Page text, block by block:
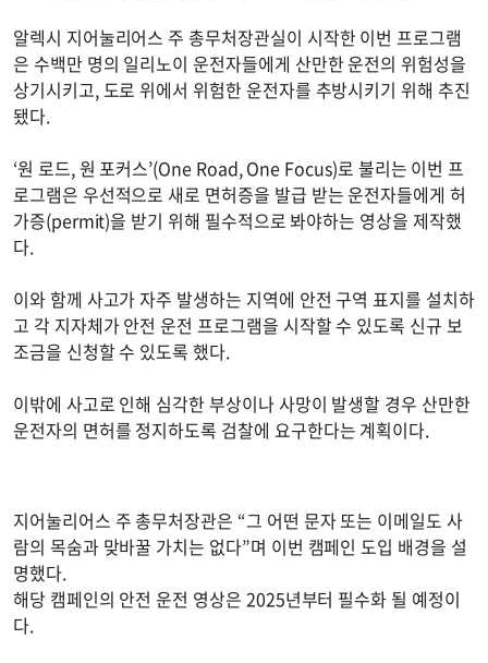
알렉시 지어눌리어스 주 총무처장관실이 시작한 이번 프로그램
은 수백만 명의 일리노이 운전자들에게 산만한 운전의 위험성을
상기시키고, 도로 위에서 위험한 운전자를 추방시키기 위해 추진
됐다.
‘원 로드, 원 포커스’(One Road, One Focus)로 불리는 이번 프
로그램은 우선적으로 새로 면허증을 발급 받는 운전자들에게 허
가증(permit)을 받기 위해 필수적으로 봐야하는 영상을 제작했
다.
이와 함께 사고가 자주 발생하는 지역에 안전 구역 표지를 설치하
고 각 지자체가 안전 운전 프로그램을 시작할 수 있도록 신규 보
조금을 신청할 수 있도록 했다.
이밖에 사고로 인해 심각한 부상이나 사망이 발생할 경우 산만한
운전자의 면허를 정지하도록 검찰에 요구한다는 계획이다.
지어눌리어스 주 총무처장관은 “그 어떤 문자 또는 이메일도 사
람의 목숨과 맞바꿀 가치는 없다”며 이번 캠페인 도입 배경을 설
명했다.
해당 캠페인의 안전 운전 영상은 2025년부터 필수화 될 예정이
다.